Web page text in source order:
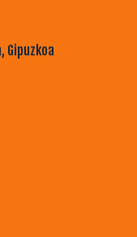
Gipuzkoa